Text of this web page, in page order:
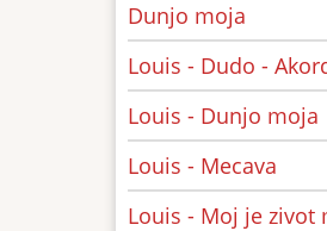
Dunjo moja
Louis - Dudo -
Louis - Dunjo moja
Louis - Mecava
Louis - Moj je zivot